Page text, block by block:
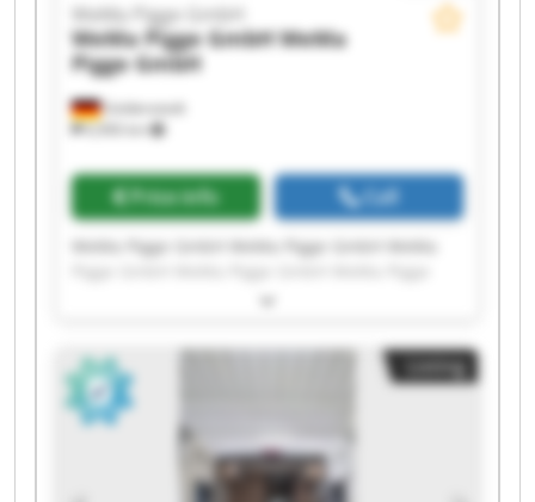
Goldenstedt
6,906 km
WeMa Pigge GmbH
WeMa Pigge GmbHWeMa
Pigge GmbH
Price info Call
WeMa Pigge GmbH WeMa Pigge GmbH WeMa
GmbH WeMa Pigge GmbH WeMa Pigge GmbH
Pigge GmbH WeMa Pigge GmbH WeMa Pigge
GmbH WeMa Pigge GmbH WeMa Pigge GmbH
WeMa Pigge GmbH WeMa Pigge GmbH WeMa
Pigge GmbH WeMa Pigge GmbH WeMa Pigge
GmbH WeMa Pigge GmbH
Listing